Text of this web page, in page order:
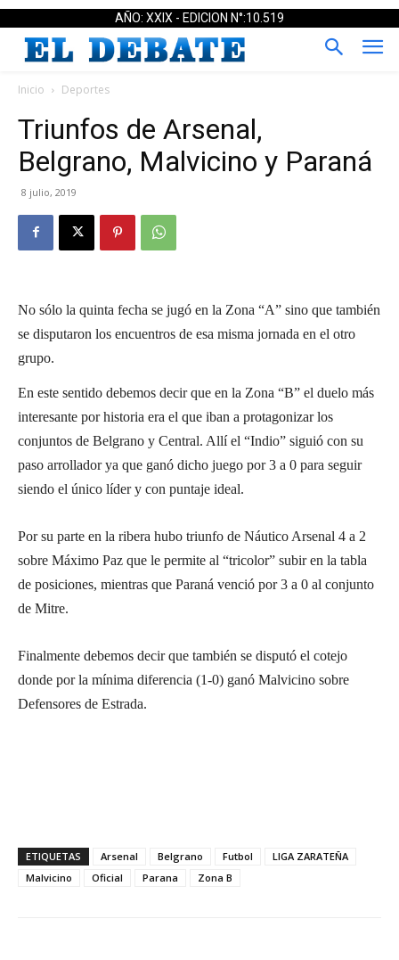
AÑO: XXIX - EDICION N°:10.519
Inicio Deportes
Triunfos de Arsenal,
Belgrano, Malvicino y Paraná
8 julio, 2019
No sólo la quinta fecha se jugó en la Zona “A” sino que también
se disputaron los encuentros de esa misma jornada en el otro
grupo.
En este sentido debemos decir que en la Zona “B” el duelo más
interesante por historia era el que iban a protagonizar los
conjuntos de Belgrano y Central. Allí el “Indio” siguió con su
paso arrollador ya que ganó dicho juego por 3 a 0 para seguir
siendo el único líder y con puntaje ideal.
Por su parte en la ribera hubo triunfo de Náutico Arsenal 4 a 2
sobre Máximo Paz que le permite al “tricolor” subir en la tabla
de posiciones, mientras que Paraná venció por 3 a 0 al conjunto
de Mitre.
Finalmente debemos decir que también se disputó el cotejo
donde por la mínima diferencia (1-0) ganó Malvicino sobre
Defensores de Estrada.
ETIQUETAS Arsenal Belgrano Futbol
LIGA ZARATEÑA
Malvicino
Oficial Parana Zona B